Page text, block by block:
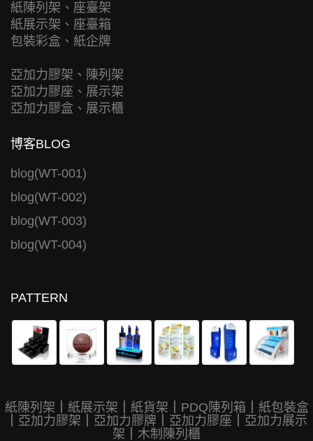
紙陳列架、座臺架
紙展示架、座臺箱
包裝彩盒、紙企牌
亞加力膠架、陳列架
亞加力膠座、展示架
亞加力膠盒、展示櫃
博客BLOG
blog(WT-001)
blog(WT-002)
blog(WT-003)
blog(WT-004)
PATTERN
紙陳列架 紙展示架 紙貨架 PDQ陳列箱
紙包裝盒
亞加力膠架 亞加力膠牌 亞加力膠座
亞加力展示
架
木制陳列櫃